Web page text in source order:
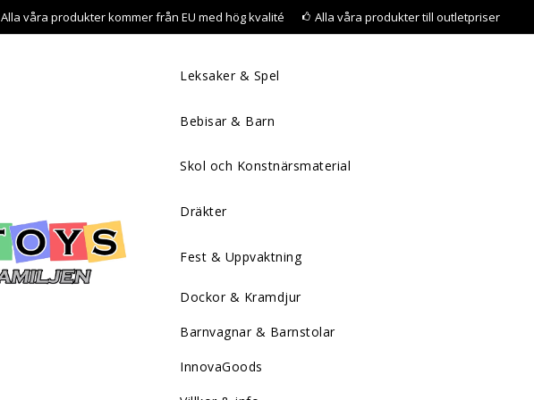
Alla våra produkter kommer från EU med hög kvalité Alla våra produkter till outletpriser
Leksaker & Spel
Bebisar & Barn
Skol och Konstnärsmaterial
Dräkter
Fest & Uppvaktning
Dockor & Kramdjur
Barnvagnar & Barnstolar
InnovaGoods